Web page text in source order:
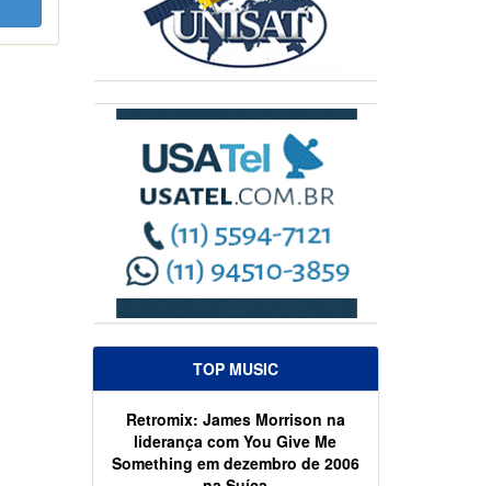
TOP MUSIC
Retromix: James Morrison na
liderança com You Give Me
Something em dezembro de 2006